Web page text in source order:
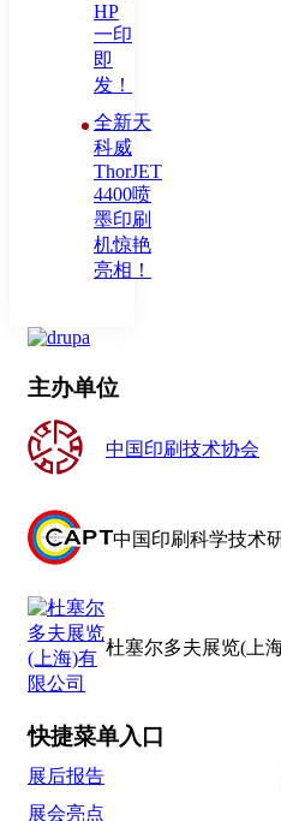
HP
一印
即
发！
全新天
科威
ThorJET
4400喷
墨印刷
机惊艳
亮相！
主办单位
中国印刷技术协会
中国印刷科学技术
杜塞尔多夫展览(上
快捷菜单入口
展后报告
展会亮点